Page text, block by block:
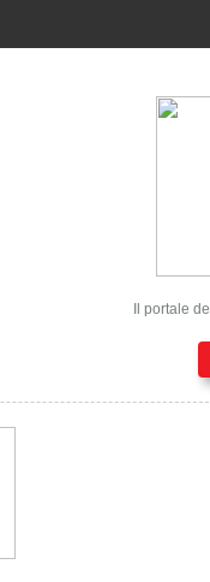
Il portale